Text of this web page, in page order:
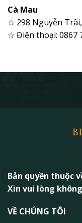
Cà Mau
☆ 298 Nguyễn
☆ Điện thoại: 0867
Bản quyền thuộc
Xin vui lòng
VỀ CHÚNG TÔI